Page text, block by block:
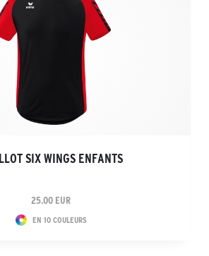
SIX WINGS ENFANTS
25.00 EUR
EN 10 COULEURS